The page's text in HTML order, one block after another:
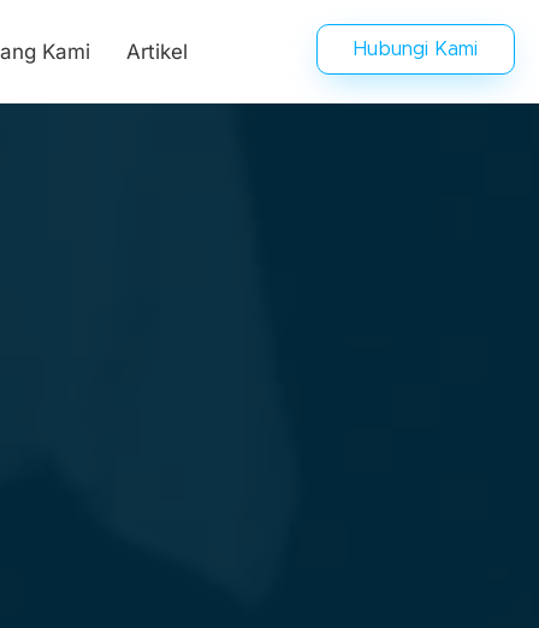
Kami Artikel Hubungi Kami